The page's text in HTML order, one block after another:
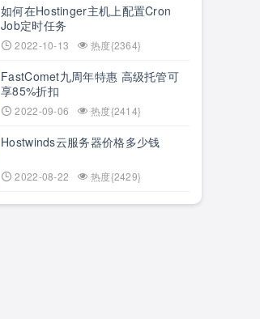
如何在Hostinger主机上配置Cron
Job定时任务
2022-10-13 热度{2364}
FastComet九周年特惠 高级托管可
享85%折扣
2022-09-06 热度{2414}
Hostwinds云服务器价格多少钱
2022-08-22 热度{2429}